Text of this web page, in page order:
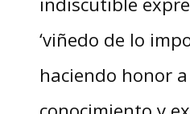
‘viñedo de lo
haciendo honor